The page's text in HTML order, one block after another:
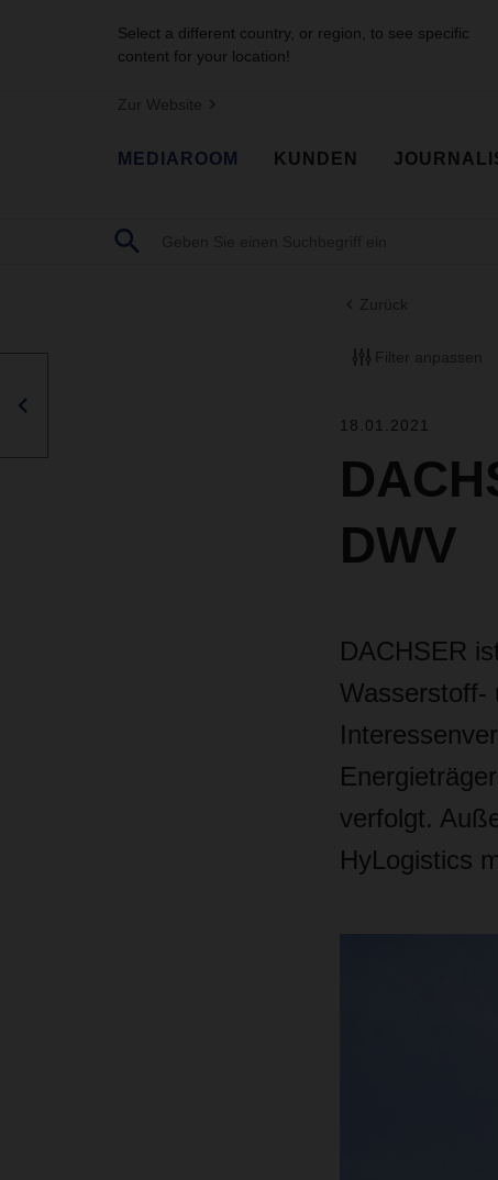
Select a different country, or region, to see specific
content for your location!
Zur Website
MEDIAROOM KUNDEN
Zurück
Filter anpassen
18.01.2021
DWV
DACHSER
Wasserstoff-
verfolgt.
HyLogistics